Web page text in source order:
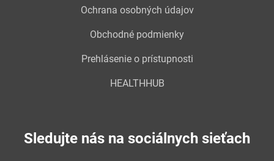
Ochrana osobných údajov
Obchodné podmienky
Prehlásenie o prístupnosti
HEALTHHUB
Sledujte nás na sociálnych sieťach